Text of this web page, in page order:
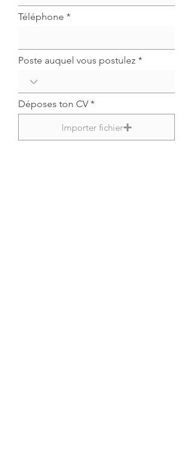
Téléphone
Poste auquel vous postulez
Déposes ton CV
Importer fichier